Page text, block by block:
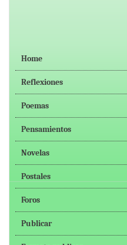
Home
Reflexiones
Poemas
Pensamientos
Novelas
Postales
Foros
Publicar